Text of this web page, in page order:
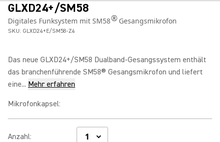
GLXD24+/SM58
Digitales Funksystem mit SM58®Gesangsmikrofon
SKU: GLXD24+E/SM58-Z4
Das neue GLXD24+/SM58 Dualband-Gesangssystem enthält
das branchenführende SM58® Gesangsmikrofon und liefert
eine... Mehr erfahren
Mikrofonkapsel:
Anzahl: